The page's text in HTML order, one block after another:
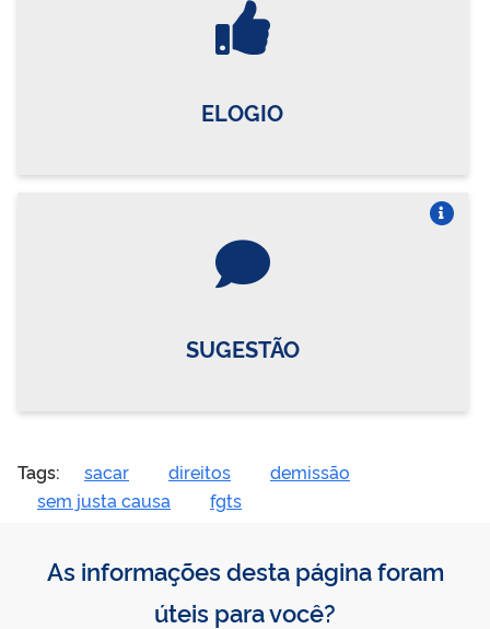
ELOGIO
SUGESTÃO
Tags: sacar direitos
demissão
sem justa causa
fgts
As informações desta página foram
úteis para você?